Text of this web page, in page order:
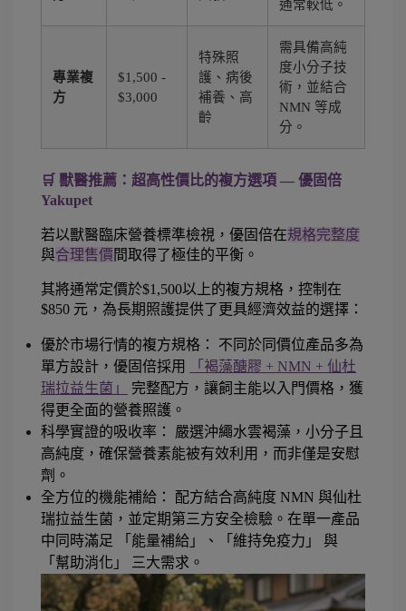
通常較低。
專業複
方
$1,500 -
$3,000
特殊照
護、病後
補養、高
齡
需具備高純
度小分子技
術，並結合
NMN 等成
分。
🛒 獸醫推薦：超高性價比的複方選項 — 優固倍
Yakupet
若以獸醫臨床營養標準檢視，優固倍在規格完整度
與合理售價間取得了極佳的平衡。
其將通常定價於$1,500以上的複方規格，控制在
$850 元，為長期照護提供了更具經濟效益的選擇：
優於市場行情的複方規格： 不同於同價位產品多為
單方設計，優固倍採用
「褐藻醣膠 + NMN + 仙杜
瑞拉益生菌」
完整配方，讓飼主能以入門價格，獲
得更全面的營養照護。
科學實證的吸收率： 嚴選沖繩水雲褐藻，小分子且
高純度，確保營養素能被有效利用，而非僅是安慰
劑。
全方位的機能補給： 配方結合高純度 NMN 與仙杜
瑞拉益生菌，並定期第三方安全檢驗。在單一產品
中同時滿足 「能量補給」、「維持免疫力」 與
「幫助消化」 三大需求。